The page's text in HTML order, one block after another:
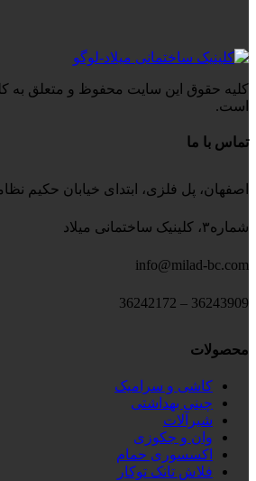
کلیه حقوق این سایت محفوظ و متعلق به
است.
تماس با ما
اصفهان، پل فلزی، ابتدای خیابان حکیم
شماره۳، کلینیک ساختمانی میلاد
info@milad-bc.com
36243909 – 36242172
محصولات
کاشی و سرامیک
چینی بهداشتی
شیرآلات
وان و جکوزی
اکسسوری حمام
فلاش تانک توکار